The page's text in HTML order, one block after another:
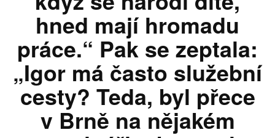
hned mají hromadu
práce.“ Pak se zeptala:
„Igor má často služební
cesty? Teda, byl přece
v Brně na nějakém